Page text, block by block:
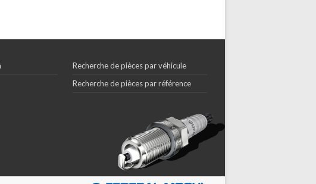
Recherche de pièces par véhicule
Recherche de pièces par référence